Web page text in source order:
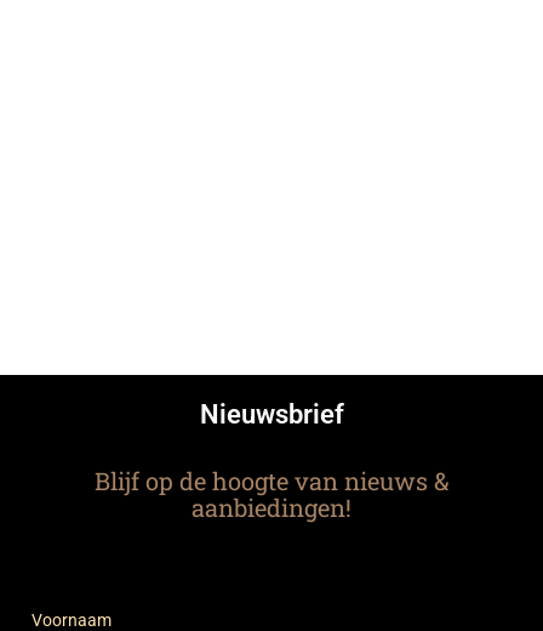
Nieuwsbrief
Blijf op de hoogte van nieuws &
aanbiedingen!
Voornaam